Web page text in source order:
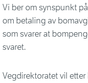
Vi ber om synspunkt
om betaling av
som svarer at
svaret.
Vegdirektoratet vil